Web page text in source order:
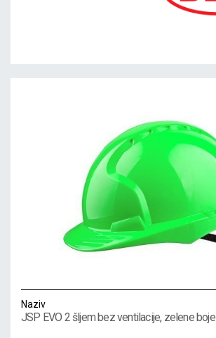
Naziv
JSP EVO 2 šljem bez ventilacije, zelene boje